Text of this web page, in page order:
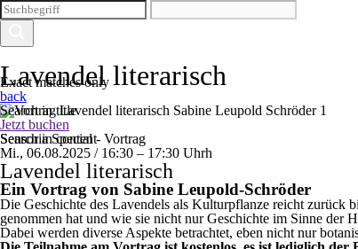
Exact matches only
Search in title
Search in content
Lavendel literarisch
back
Jetzt buchen
Sensoria Special - Vortrag
Mi., 06.08.2025 / 16:30 – 17:30 Uhrh
Lavendel literarisch
Ein Vortrag von Sabine Leupold-Schröder
Die Geschichte des Lavendels als Kulturpflanze reicht zurück
genommen hat und wie sie nicht nur Geschichte im Sinne der
Dabei werden diverse Aspekte betrachtet, eben nicht nur